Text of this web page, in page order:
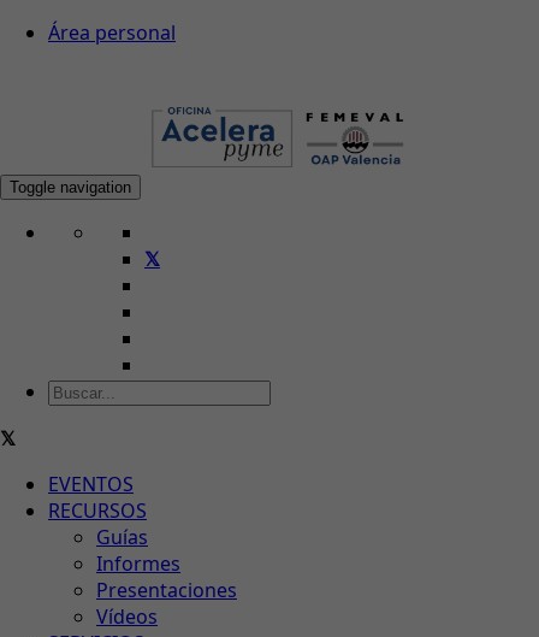
Área personal
Toggle navigation
EVENTOS
RECURSOS
Guías
Informes
Presentaciones
Vídeos